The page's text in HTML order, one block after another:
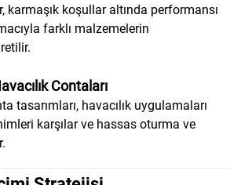
karmaşık koşullar altında performansı
farklı malzemelerin
Contaları
tasarımları, havacılık uygulamaları
karşılar ve hassas oturma ve